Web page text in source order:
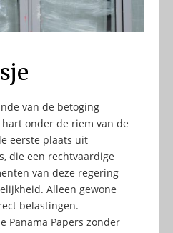
van de betoging
hart onder de riem van de
eerste plaats uit
die een rechtvaardige
van deze regering
Alleen gewone
belastingen.
Panama Papers zonder